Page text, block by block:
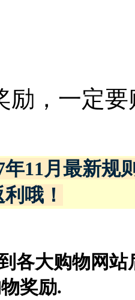
励，一定
年11月最新规
哦！
各大购物网
奖励.